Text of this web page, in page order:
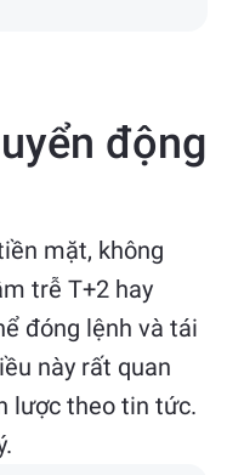
động
mặt, không
trễ T+2 hay
đóng lệnh và tái
này rất quan
lược theo tin tức.